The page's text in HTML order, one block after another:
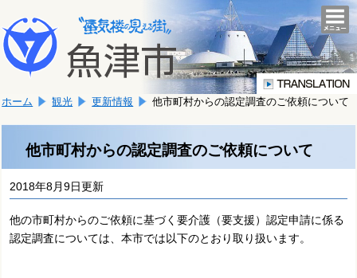
文
へ
移
ま
す。
こ
か
文
ホーム 観光 更新情報 他市町村からの認定調査のご依頼について
他市町村からの認定調査のご依頼について
2018年8月9日更新
他の市町村からのご依頼に基づく要介護（要支援）認定申請に係る
認定調査については、本市では以下のとおり取り扱います。